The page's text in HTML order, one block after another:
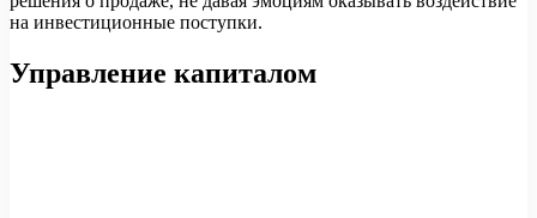
на инвестиционные поступки.
Управление капиталом